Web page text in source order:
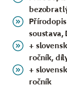
soustava,
+
ročník,
+
ročník